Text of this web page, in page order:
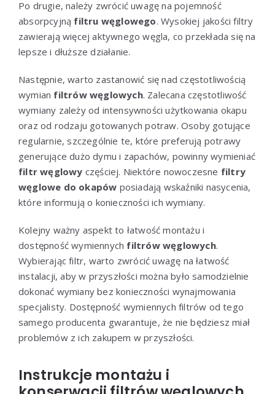
Po drugie, należy zwrócić uwagę na pojemność
absorpcyjną filtru węglowego. Wysokiej jakości filtry
zawierają więcej aktywnego węgla, co przekłada się na
lepsze i dłuższe działanie.
Następnie, warto zastanowić się nad częstotliwością
wymian filtrów węglowych. Zalecana częstotliwość
wymiany zależy od intensywności użytkowania okapu
oraz od rodzaju gotowanych potraw. Osoby gotujące
regularnie, szczególnie te, które preferują potrawy
generujące dużo dymu i zapachów, powinny wymieniać
filtr węglowy częściej. Niektóre nowoczesne filtry
węglowe do okapów posiadają wskaźniki nasycenia,
które informują o konieczności ich wymiany.
Kolejny ważny aspekt to łatwość montażu i
dostępność wymiennych filtrów węglowych.
Wybierając filtr, warto zwrócić uwagę na łatwość
instalacji, aby w przyszłości można było samodzielnie
dokonać wymiany bez konieczności wynajmowania
specjalisty. Dostępność wymiennych filtrów od tego
samego producenta gwarantuje, że nie będziesz miał
problemów z ich zakupem w przyszłości.
Instrukcje montażu i